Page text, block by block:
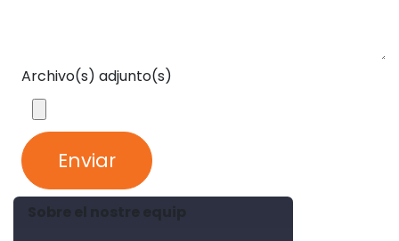
Archivo(s) adjunto(s)
Enviar
Sobre el nostre equip